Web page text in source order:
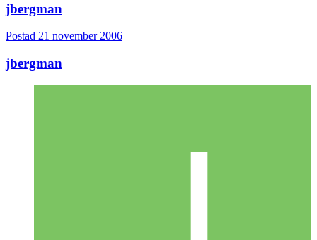
jbergman
Postad 21 november 2006
jbergman